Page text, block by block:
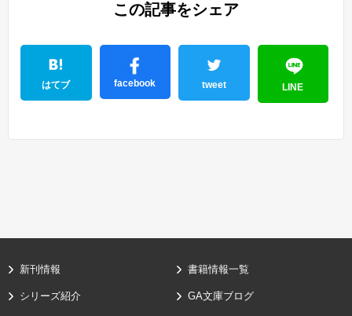
この記事をシェア
はてブ facebook tweet LINE
新刊情報 書籍情報一覧
シリーズ紹介 GA文庫ブログ